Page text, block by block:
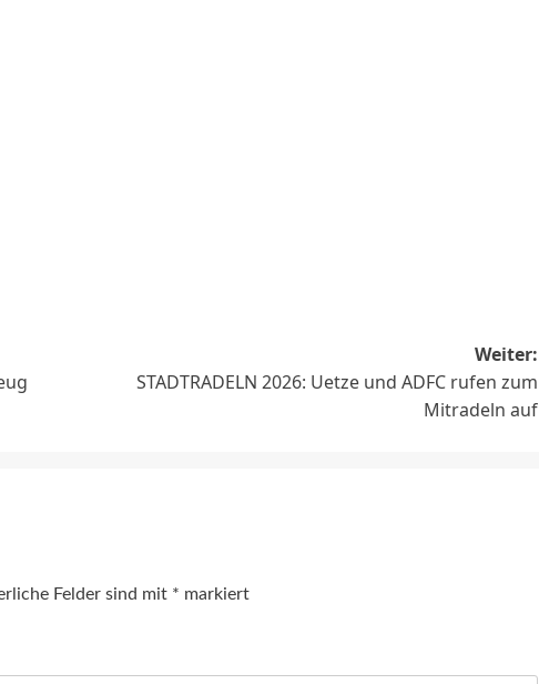
Weiter:
STADTRADELN 2026: Uetze und ADFC rufen zum
Mitradeln auf
Felder sind mit * markiert